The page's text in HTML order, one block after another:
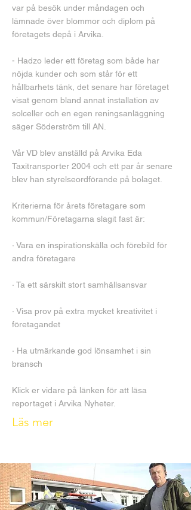
var på besök under måndagen och
lämnade över blommor och diplom på
företagets depå i Arvika.
- Hadzo leder ett företag som både har
nöjda kunder och som står för ett
hållbarhets tänk, det senare har företaget
visat genom bland annat installation av
solceller och en egen reningsanläggning
säger Söderström till AN.
Vår VD blev anställd på Arvika Eda
Taxitransporter 2004 och ett par år senare
blev han styrelseordförande på bolaget.
Kriterierna för årets företagare som
kommun/Företagarna slagit fast är:
· Vara en inspirationskälla och förebild för
andra företagare
· Ta ett särskilt stort samhällsansvar
· Visa prov på extra mycket kreativitet i
företagandet
· Ha utmärkande god lönsamhet i sin
bransch
Klick er vidare på länken för att läsa
reportaget i Arvika Nyheter.
Läs mer